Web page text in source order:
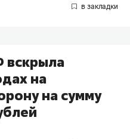
вскрыла
на
на сумму